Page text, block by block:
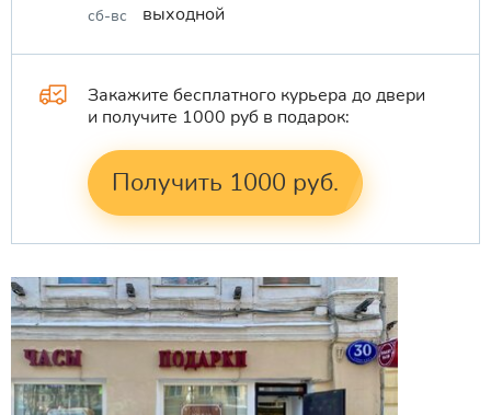
сб-вс выходной
Закажите бесплатного курьера до двери
и получите 1000 руб в подарок:
Получить 1000 руб.